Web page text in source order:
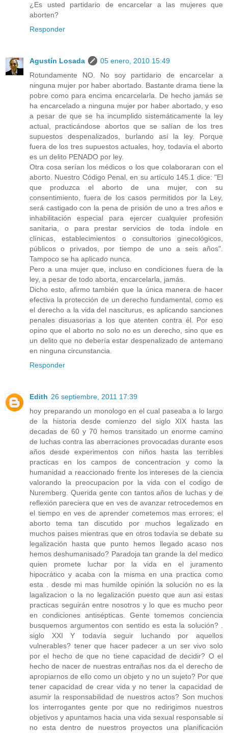
¿Es usted partidario de encarcelar a las mujeres que
aborten?
Responder
Agustín Losada
05 enero, 2010 15:49
Rotundamente NO. No soy partidario de encarcelar a
ninguna mujer por haber abortado. Bastante drama tiene la
pobre como para encima encarcelarla. De hecho jamás se
ha encarcelado a ninguna mujer por haber abortado, y eso
a pesar de que se ha incumplido sistemáticamente la ley
actual, practicándose abortos que se salían de los tres
supuestos despenalizados, burlando así la ley. Porque
fuera de los tres supuestos actuales, hoy, todavía el aborto
es un delito PENADO por ley.
Otra cosa serían los médicos o los que colaboraran con el
aborto. Nuestro Código Penal, en su artículo 145.1 dice: "El
que produzca el aborto de una mujer, con su
consentimiento, fuera de los casos permitidos por la Ley,
será castigado con la pena de prisión de uno a tres años e
inhabilitación especial para ejercer cualquier profesión
sanitaria, o para prestar servicios de toda índole en
clínicas, establecimientos o consultorios ginecológicos,
públicos o privados, por tiempo de uno a seis años".
Tampoco se ha aplicado nunca.
Pero a una mujer que, incluso en condiciones fuera de la
ley, a pesar de todo aborta, encarcelarla, jamás.
Dicho esto, afirmo también que la única manera de hacer
efectiva la protección de un derecho fundamental, como es
el derecho a la vida del nasciturus, es aplicando sanciones
penales disuasorias a los que atenten contra él. Por eso
opino que el aborto no solo no es un derecho, sino que es
un delito que no debería estar despenalizado de antemano
en ninguna circunstancia.
Responder
Edith 26 septiembre, 2011 17:39
hoy preparando un monologo en el cual paseaba a lo largo
de la historia desde comienzo del siglo XIX hasta las
decadas de 60 y 70 hemos transitado un enorme camino
de luchas contra las aberraciones provocadas durante esos
años desde experimentos con niños hasta las terribles
practicas en los campos de concentracion y como la
humanidad a reaccionado frente los intereses de la ciencia
valorando la preocupacion por la vida con el codigo de
Nuremberg. Querida gente con tantos años de luchas y de
reflexión pareciera que en ves de avanzar retrocedemos en
el tiempo en ves de aprender cometemos mas errores; el
aborto tema tan discutido por muchos legalizado en
muchos paises mientras que en otros todavía se debate su
legalización hasta que punto hemos llegado acaso nos
hemos deshumanisado? Paradoja tan grande la del medico
quien promete luchar por la vida en el juramento
hipocrático y acaba con la misma en una practica como
esta . desde mi mas humilde opinión la solución no es la
lagalizacion o la no legalización puesto que aun asi estas
practicas seguirán entre nosotros y lo que es mucho peor
en condiciones antisépticas. Gente tomemos conciencia
busquemos argumentos con sentido es esta la solución? .
siglo XXI Y todavía seguir luchando por aquellos
vulnerables? tener que hacer padecer a un ser vivo solo
por el hecho de que no tiene capacidad de decidir? O el
hecho de nacer de nuestras entrañas nos da el derecho de
apropiarnos de ello como un objeto y no un sujeto? Por que
tener capacidad de crear vida y no tener la capacidad de
asumir la responsabilidad de nuestros actos? Son muchos
los interrogantes gente por que no redirigimos nuestros
objetivos y apuntamos hacia una vida sexual responsable si
no esta dentro de nuestros proyectos una planificación